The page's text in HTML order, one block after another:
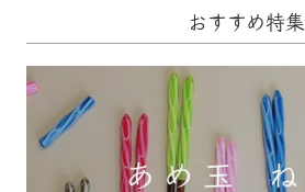
おすすめ特集